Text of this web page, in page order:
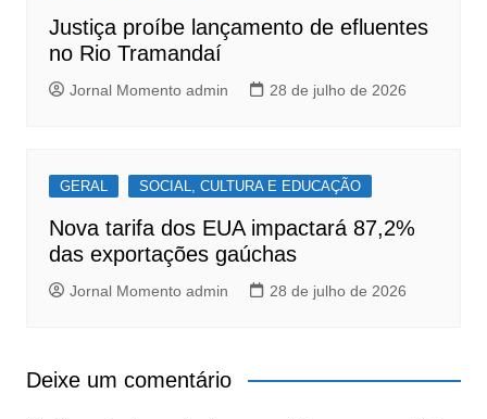
Justiça proíbe lançamento de efluentes
no Rio Tramandaí
Jornal Momento admin 28 de julho de 2026
GERAL SOCIAL, CULTURA E EDUCAÇÃO
Nova tarifa dos EUA impactará 87,2%
das exportações gaúchas
Jornal Momento admin 28 de julho de 2026
Deixe um comentário